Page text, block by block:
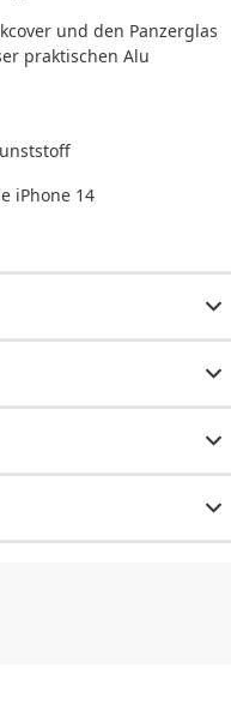
und den Panzerglas
praktischen Alu
iPhone 14